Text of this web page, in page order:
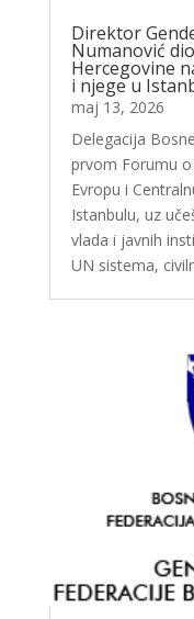
Direktor
Numanović
Hercegovine
i njege u
maj 13, 2026
Delegacija
prvom Forumu
Evropu i
Istanbulu, uz
vlada i javnih
UN sistema,